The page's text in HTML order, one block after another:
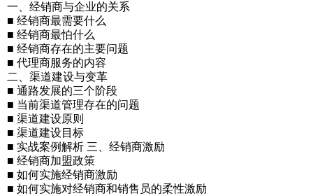
一、经销商与企业的关系
■ 经销商最需要什么
■ 经销商最怕什么
■ 经销商存在的主要问题
■ 代理商服务的内容
二、渠道建设与变革
■ 通路发展的三个阶段
■ 当前渠道管理存在的问题
■ 渠道建设原则
■ 渠道建设目标
■ 实战案例解析 三、经销商激励
■ 经销商加盟政策
■ 如何实施经销商激励
■ 如何实施对经销商和销售员的柔性激励